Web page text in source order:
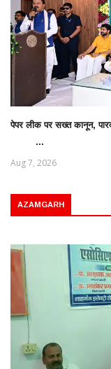
पेपर लीक पर सख्त कानून,
...
Aug 7, 2026
AZAMGARH